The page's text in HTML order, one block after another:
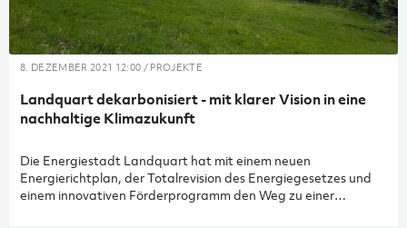
8. DEZEMBER 2021 12:00 / PROJEKTE
Landquart dekarbonisiert - mit klarer Vision in eine
nachhaltige Klimazukunft
Die Energiestadt Landquart hat mit einem neuen
Energierichtplan, der Totalrevision des Energiegesetzes und
einem innovativen Förderprogramm den Weg zu einer